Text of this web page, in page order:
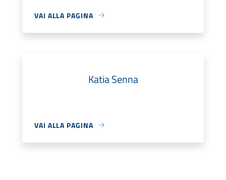
VAI ALLA PAGINA
Katia Senna
VAI ALLA PAGINA